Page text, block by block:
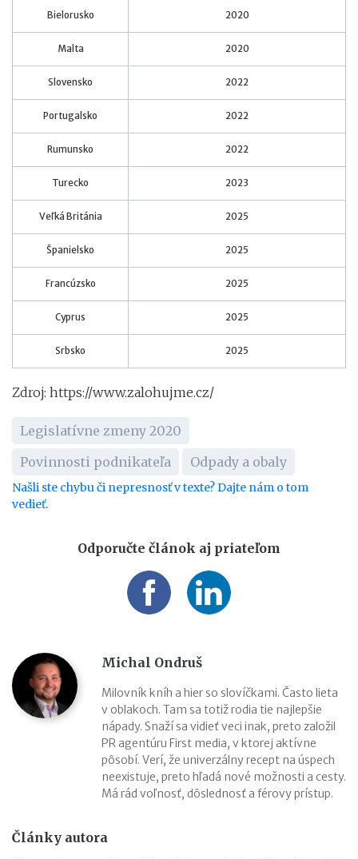
Bielorusko 2020
Malta 2020
Slovensko 2022
Portugalsko 2022
Rumunsko 2022
Turecko 2023
Veľká Británia 2025
Španielsko 2025
Francúzsko 2025
Cyprus 2025
Srbsko 2025
Zdroj: https://www.zalohujme.cz/
Legislatívne zmeny 2020
Povinnosti podnikateľa
Odpady a obaly
Našli ste chybu či nepresnosť v texte? Dajte nám o tom
vedieť.
Odporučte článok aj priateľom
Michal Ondruš
Milovník kníh a hier so slovíčkami. Často lieta
v oblakoch. Tam sa totiž rodia tie najlepšie
nápady. Snaží sa vidieť veci inak, preto založil
PR agentúru First media, v ktorej aktívne
pôsobí. Verí, že univerzálny recept na úspech
neexistuje, preto hľadá nové možnosti a cesty.
Má rád voľnosť, dôslednosť a férovy prístup.
Články autora